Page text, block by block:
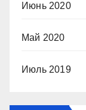
Июнь 2020
Май 2020
Июль 2019